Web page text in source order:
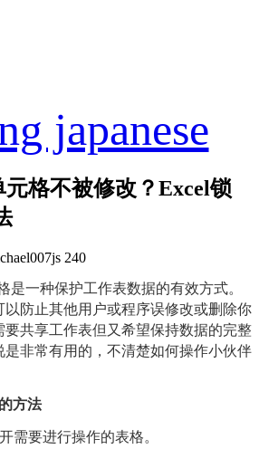
japanese
格不被修改？Excel锁
240
是一种保护工作表数据的有效方式。
防止其他用户或程序误修改或删除你
共享工作表但又希望保持数据的完整
非常有用的，不清楚如何操作小伙伴
方法
要进行操作的表格。